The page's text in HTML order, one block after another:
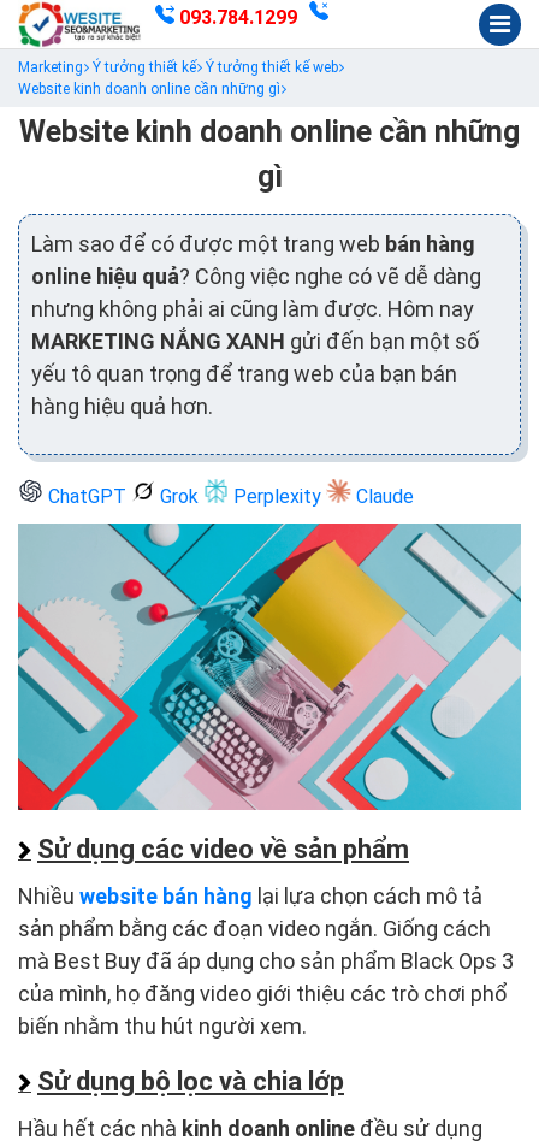
093.784.1299
Marketing Ý tưởng thiết kế Ý tưởng thiết kế web
Website kinh doanh online cần những gì
Website kinh doanh online cần những
gì
Làm sao để có được một trang web bán hàng
online hiệu quả? Công việc nghe có vẽ dễ dàng
nhưng không phải ai cũng làm được. Hôm nay
MARKETING NẮNG XANH gửi đến bạn một số
yếu tô quan trọng để trang web của bạn bán
hàng hiệu quả hơn.
ChatGPT Grok Perplexity Claude
Sử dụng các video về sản phẩm
Nhiều website bán hàng lại lựa chọn cách mô tả
sản phẩm bằng các đoạn video ngắn. Giống cách
mà Best Buy đã áp dụng cho sản phẩm Black Ops 3
của mình, họ đăng video giới thiệu các trò chơi phổ
biến nhằm thu hút người xem.
Sử dụng bộ lọc và chia lớp
Hầu hết các nhà kinh doanh online đều sử dụng